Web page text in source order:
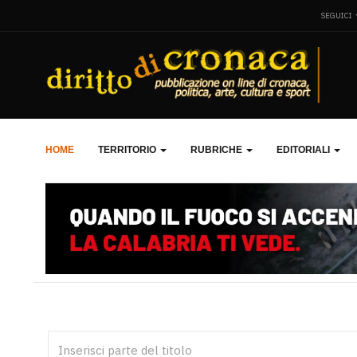
SEGUICI
HOME TERRITORIO RUBRICHE EDITORIALI